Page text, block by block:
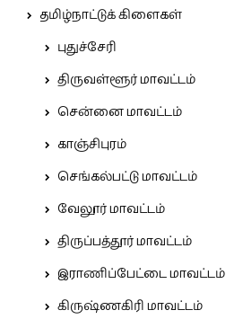
தமிழ்நாட்டுக் கிளைகள்
புதுச்சேரி
திருவள்ளூர் மாவட்டம்
சென்னை மாவட்டம்
காஞ்சிபுரம்
செங்கல்பட்டு மாவட்டம்
வேலூர் மாவட்டம்
திருப்பத்தூர் மாவட்டம்
இராணிப்பேட்டை மாவட்டம்
கிருஷ்ணகிரி மாவட்டம்